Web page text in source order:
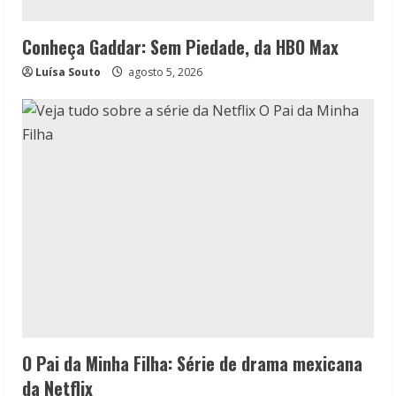
Conheça Gaddar: Sem Piedade, da HBO Max
Luísa Souto agosto 5, 2026
O Pai da Minha Filha: Série de drama mexicana
da Netflix